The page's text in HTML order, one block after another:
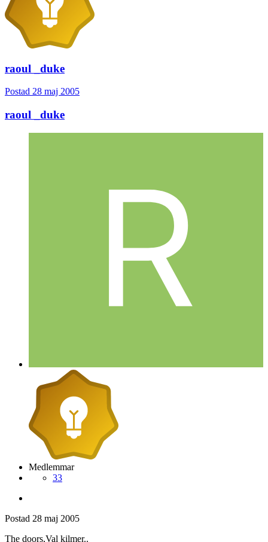
raoul _duke
Postad 28 maj 2005
raoul _duke
Medlemmar
33
Postad 28 maj 2005
The doors,Val kilmer..